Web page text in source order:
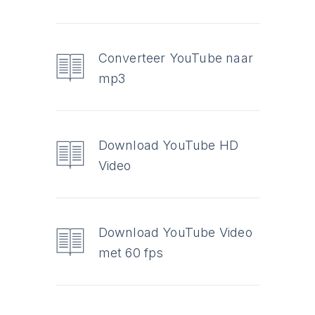
Converteer YouTube naar
mp3
Download YouTube HD
Video
Download YouTube Video
met 60 fps